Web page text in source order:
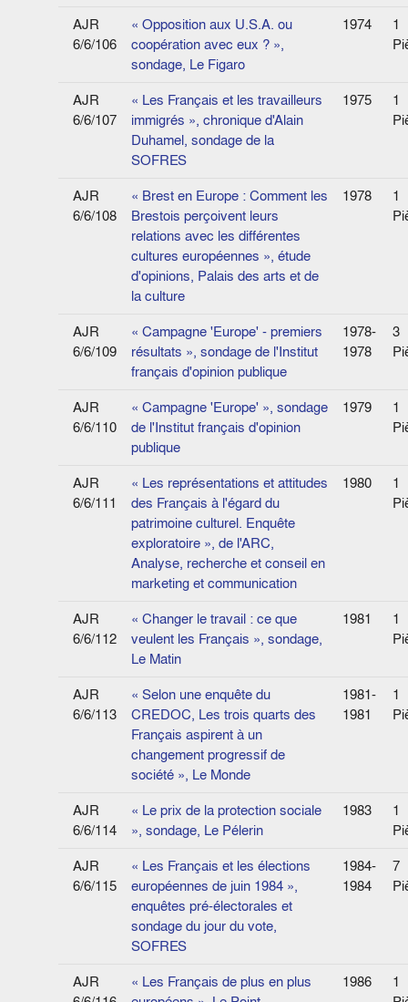
AJR
6/6/106
« Opposition aux U.S.A. ou
coopération avec eux ? »,
sondage, Le Figaro
1974
1
AJR
6/6/107
« Les Français et les travailleurs
immigrés », chronique d'Alain
Duhamel, sondage de la
SOFRES
1975
1
AJR
6/6/108
« Brest en Europe : Comment les
Brestois perçoivent leurs
relations avec les différentes
cultures européennes », étude
d'opinions, Palais des arts et de
la culture
1978
1
AJR
6/6/109
« Campagne 'Europe' - premiers
résultats », sondage de l'Institut
français d'opinion publique
1978-
1978
3
AJR
6/6/110
« Campagne 'Europe' », sondage
de l'Institut français d'opinion
publique
1979
1
AJR
6/6/111
« Les représentations et attitudes
des Français à l'égard du
patrimoine culturel. Enquête
exploratoire », de l'ARC,
Analyse, recherche et conseil en
marketing et communication
1980
1
AJR
6/6/112
« Changer le travail : ce que
veulent les Français », sondage,
Le Matin
1981
1
AJR
6/6/113
« Selon une enquête du
CREDOC, Les trois quarts des
Français aspirent à un
changement progressif de
société », Le Monde
1981-
1981
1
AJR
6/6/114
« Le prix de la protection sociale
», sondage, Le Pélerin
1983
1
AJR
6/6/115
« Les Français et les élections
européennes de juin 1984 »,
enquêtes pré-électorales et
sondage du jour du vote,
SOFRES
1984-
1984
7
AJR
« Les Français de plus en plus
1986
1